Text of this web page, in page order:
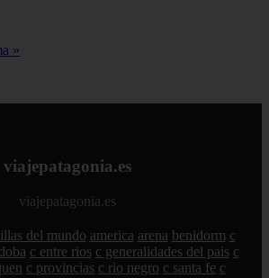
»
viajepatagonia.es
viajepatagonia.es
del mundo america arena benidorm c
c entre rios c generalidades del pais c
c provincias c rio negro c santa fe c